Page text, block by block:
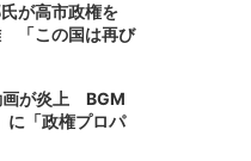
が高市政権を
「この国は再び
画が炎上 BGM
に「政権プロパ